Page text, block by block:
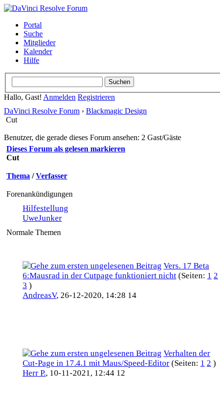
Portal
Suche
Mitglieder
Kalender
Hilfe
Hallo, Gast! Anmelden Registrieren
DaVinci Resolve Forum › Blackmagic Design
Cut
Benutzer, die gerade dieses Forum ansehen: 2 Gast/Gäste
Dieses Forum als gelesen markieren
Cut
Thema /Verfasser
Forenankündigungen
Hilfestellung
UweJunker
Normale Themen
Vers. 17 Beta
6:Mausrad in der Cutpage funktioniert nicht (Seiten: 1 2
3 )
AndreasV, 26-12-2020, 14:28 14
Verhalten der
Cut-Page in 17.4.1 mit Maus/Speed-Editor (Seiten: 1 2 )
Herr P., 10-11-2021, 12:44 12